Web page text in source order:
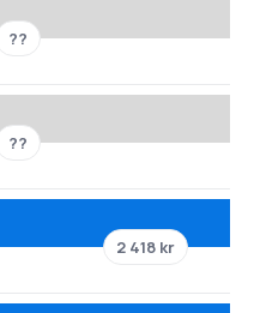
??
??
2 418 kr